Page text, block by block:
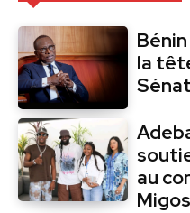
la
Sénat
au
Migos